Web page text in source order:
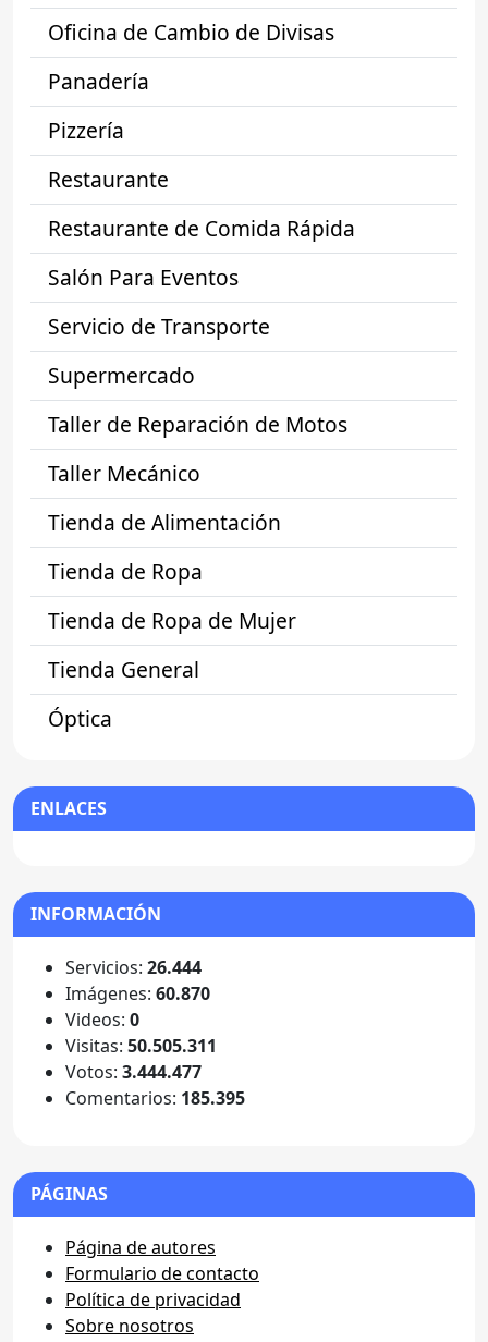
Oficina de Cambio de Divisas
Panadería
Pizzería
Restaurante
Restaurante de Comida Rápida
Salón Para Eventos
Servicio de Transporte
Supermercado
Taller de Reparación de Motos
Taller Mecánico
Tienda de Alimentación
Tienda de Ropa
Tienda de Ropa de Mujer
Tienda General
Óptica
ENLACES
INFORMACIÓN
Servicios: 26.444
Imágenes: 60.870
Videos: 0
Visitas: 50.505.311
Votos: 3.444.477
Comentarios: 185.395
PÁGINAS
Página de autores
Formulario de contacto
Política de privacidad
Sobre nosotros